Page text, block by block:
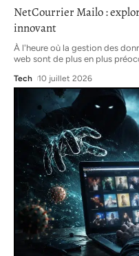
NetCourrier Mailo :
innovant
À l'heure où la gestion des
web sont de plus en plus
Tech 10 juillet 2026